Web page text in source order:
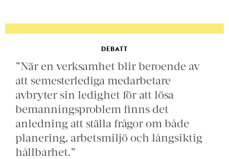
DEBATT
”När en verksamhet blir beroende av
att semesterlediga medarbetare
avbryter sin ledighet för att lösa
bemanningsproblem finns det
anledning att ställa frågor om både
planering, arbetsmiljö och långsiktig
hållbarhet.”